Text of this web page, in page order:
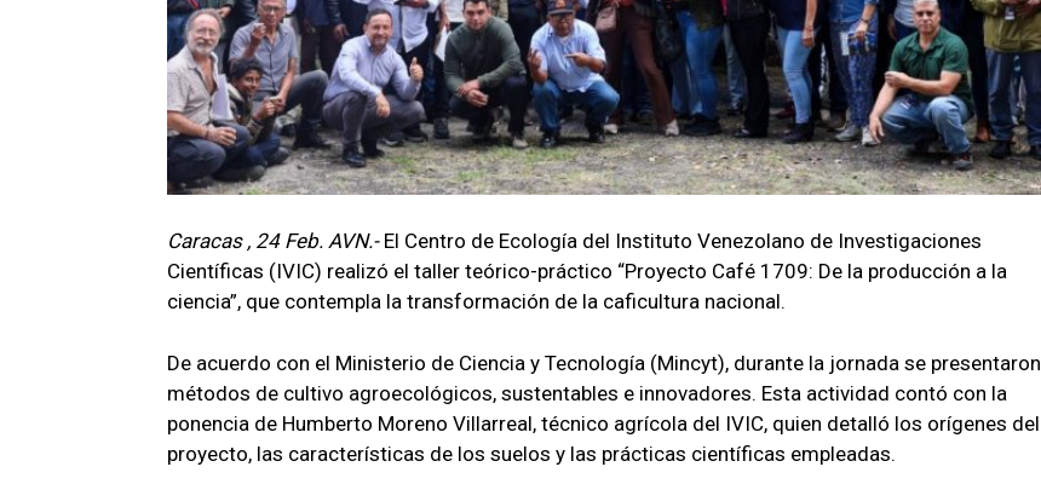
Caracas , 24 Feb. AVN.- El Centro de Ecología del Instituto Venezolano de Investigaciones
Científicas (IVIC) realizó el taller teórico-práctico “Proyecto Café 1709: De la producción a la
ciencia”, que contempla la transformación de la caficultura nacional.
De acuerdo con el Ministerio de Ciencia y Tecnología (Mincyt), durante la jornada se presentaron
métodos de cultivo agroecológicos, sustentables e innovadores. Esta actividad contó con la
ponencia de Humberto Moreno Villarreal, técnico agrícola del IVIC, quien detalló los orígenes del
proyecto, las características de los suelos y las prácticas científicas empleadas.